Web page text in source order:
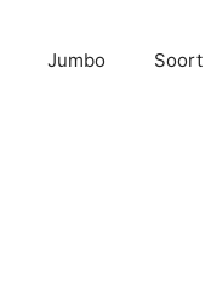
Jumbo Soort